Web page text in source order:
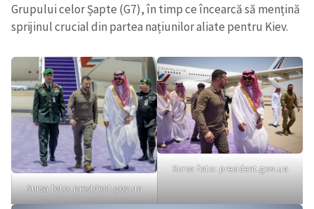
Grupului celor Șapte (G7), în timp ce încearcă să mențină
sprijinul crucial din partea națiunilor aliate pentru Kiev.
Sursa foto: president.gov.ua
Sursa foto: president.gov.ua